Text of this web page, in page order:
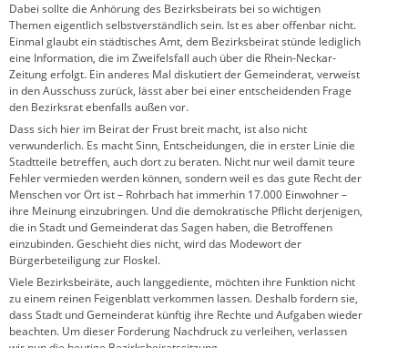
Dabei sollte die Anhörung des Bezirksbeirats bei so wichtigen
Themen eigentlich selbst­ver­ständlich sein. Ist es aber offenbar nicht.
Einmal glaubt ein städtisches Amt, dem Bezirks­beirat stünde lediglich
eine Information, die im Zweifelsfall auch über die Rhein-Neckar-
Zeitung erfolgt. Ein anderes Mal diskutiert der Gemeinderat, verweist
in den Ausschuss zurück, lässt aber bei einer entscheidenden Frage
den Bezirksrat ebenfalls außen vor.
Dass sich hier im Beirat der Frust breit macht, ist also nicht
verwunderlich. Es macht Sinn, Entscheidungen, die in erster Linie die
Stadtteile betreffen, auch dort zu beraten. Nicht nur weil damit teure
Fehler vermieden werden können, sondern weil es das gute Recht der
Menschen vor Ort ist – Rohrbach hat immerhin 17.000 Einwohner –
ihre Meinung einzubringen. Und die demokratische Pflicht derjenigen,
die in Stadt und Gemeinderat das Sagen haben, die Betroffenen
einzubinden. Geschieht dies nicht, wird das Modewort der
Bürgerbeteiligung zur Floskel.
Viele Bezirksbeiräte, auch langgediente, möchten ihre Funktion nicht
zu einem reinen Feigenblatt verkommen lassen. Deshalb fordern sie,
dass Stadt und Gemeinderat künftig ihre Rechte und Aufgaben wieder
beachten. Um dieser Forderung Nachdruck zu verleihen, verlassen